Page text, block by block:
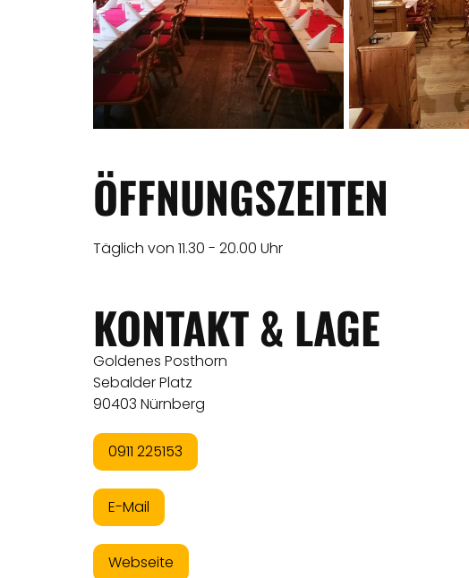
ÖFFNUNGSZEITEN
Täglich von 11.30 - 20.00 Uhr
KONTAKT & LAGE
Goldenes Posthorn
Sebalder Platz
90403 Nürnberg
0911 225153
E-Mail
Webseite